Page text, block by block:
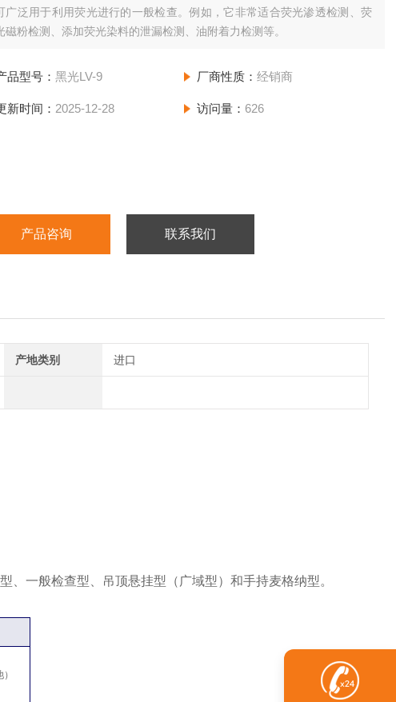
广泛用于利用荧光进行的一般检查。例如，它非常适合荧光渗透检测、荧
磁粉检测、添加荧光染料的泄漏检测、油附着力检测等。
品型号：黑光LV-9 厂商性质： 经销商
新时间： 2025-12-28 访问量： 626
产品咨询 联系我们
产地类别 进口
、一般检查型、吊顶悬挂型（广域型）和手持麦格纳型。